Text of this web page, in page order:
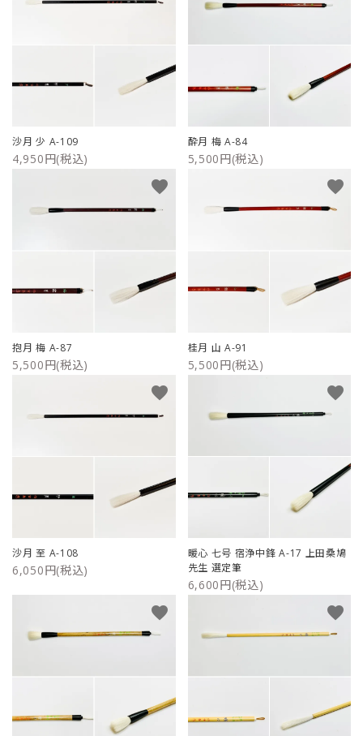
沙月 少 A-109
4,950円(税込)
酔月 梅 A-84
5,500円(税込)
抱月 梅 A-87
5,500円(税込)
favorite
桂月 山 A-91
5,500円(税込)
favorite
沙月 至 A-108
6,050円(税込)
favorite
暖心 七号 宿浄中鋒 A-17 上田桑鳩
先生 選定筆
6,600円(税込)
favorite
favorite favorite